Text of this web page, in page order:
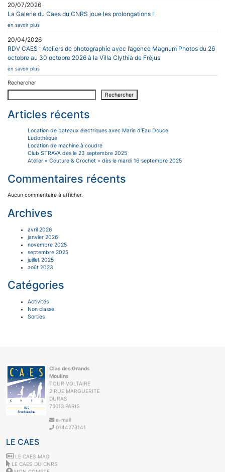
20/07/2026
La Galerie du Caes du CNRS joue les prolongations !
en savoir plus
20/04/2026
RDV CAES : Ateliers de photographie avec l’agence Magnum Photos du 26
octobre au 30 octobre 2026 à la Villa Clythia de Fréjus
en savoir plus
Rechercher
Rechercher
Articles récents
Location de bateaux électriques avec Marin d’Eau Douce
Ludothèque
Location de machine à coudre
Club STRAVA dès le 23 septembre 2025
Atelier « Couture & Crochet » dès le mardi 16 septembre 2025
Commentaires récents
Aucun commentaire à afficher.
Archives
avril 2026
janvier 2026
novembre 2025
septembre 2025
juillet 2025
août 2023
Catégories
Activités
Non classé
Sorties
Clas des Grands
Moulins
TOUR VOLTAIRE
2 RUE MARGUERITE
DURAS
75013 PARIS
e-mail
0144273141
LE CAES
LE CAES MAG
LE CAES DU CNRS